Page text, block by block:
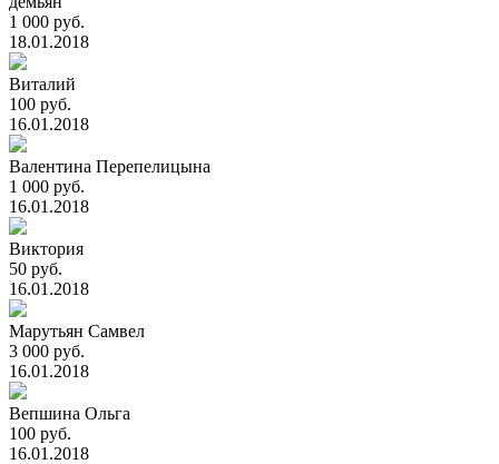
1 000 руб.
18.01.2018
Виталий
100 руб.
16.01.2018
Валентина Перепелицына
1 000 руб.
16.01.2018
Виктория
50 руб.
16.01.2018
Марутьян Самвел
3 000 руб.
16.01.2018
Вепшина Ольга
100 руб.
16.01.2018